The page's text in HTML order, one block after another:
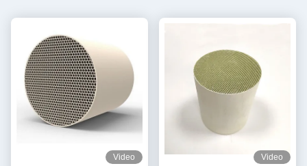
Video Video